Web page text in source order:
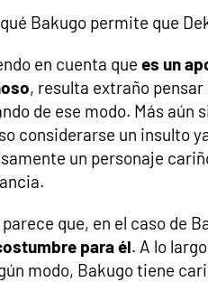
Bakugo permite que
en cuenta que es un
, resulta extraño
de ese modo. Más aún
considerarse un insulto
un personaje
parece que, en el caso de
para él. A lo
modo, Bakugo tiene